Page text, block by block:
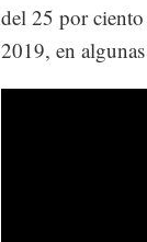
del 25 por
2019, en